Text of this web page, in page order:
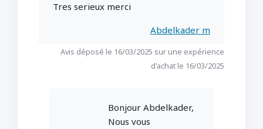
Tres serieux merci
Abdelkader m
Avis déposé le 16/03/2025 sur une expérience
d'achat le 16/03/2025
Bonjour Abdelkader,
Nous vous